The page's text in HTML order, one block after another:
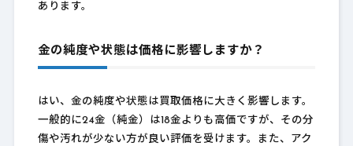
あります。
金の純度や状態は価格に影響しますか？
はい、金の純度や状態は買取価格に大きく影響します。
一般的に24金（純金）は18金よりも高価ですが、その分
傷や汚れが少ない方が良い評価を受けます。また、アク